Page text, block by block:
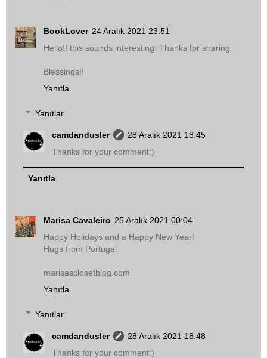
BookLover 24 Aralık 2021 23:51
Hello!! this sounds interesting. Thanks for sharing.
Blessings!!
Yanıtla
Yanıtlar
camdandusler
28 Aralık 2021 18:45
Thanks for your comment:)
Yanıtla
Marisa Cavaleiro 25 Aralık 2021 00:04
Happy Holidays and a Happy New Year!
Hugs from Portugal
marisasclosetblog.com
Yanıtla
Yanıtlar
camdandusler
28 Aralık 2021 18:48
Thanks for your comment:)